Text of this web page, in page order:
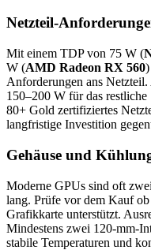
Netzteil-
Mit einem TDP von 75 W (
W (AMD Radeon RX 560
Anforderungen ans
150–200 W für das
80+ Gold zertifiziertes
langfristige Investition
Gehäuse und
Moderne GPUs sind oft
lang. Prüfe vor dem Kauf
Grafikkarte unterstützt.
Mindestens zwei 120-mm-
stabile Temperaturen und